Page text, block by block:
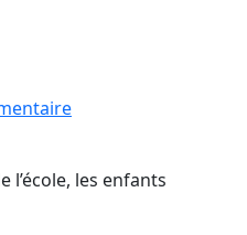
l’école, les enfants